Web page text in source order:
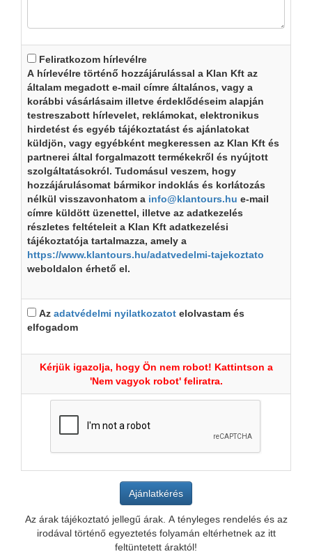
Feliratkozom hírlevélre
A hírlevélre történő hozzájárulással a Klan Kft az
általam megadott e-mail címre általános, vagy a
korábbi vásárlásaim illetve érdeklődéseim alapján
testreszabott hírlevelet, reklámokat, elektronikus
hirdetést és egyéb tájékoztatást és ajánlatokat
küldjön, vagy egyébként megkeressen az Klan Kft és
partnerei által forgalmazott termékekről és nyújtott
szolgáltatásokról. Tudomásul veszem, hogy
hozzájárulásomat bármikor indoklás és korlátozás
nélkül visszavonhatom a info@klantours.hu e-mail
címre küldött üzenettel, illetve az adatkezelés
részletes feltételeit a Klan Kft adatkezelési
tájékoztatója tartalmazza, amely a
https://www.klantours.hu/adatvedelmi-tajekoztato
weboldalon érhető el.
Az adatvédelmi nyilatkozatot elolvastam és
elfogadom
Kérjük igazolja, hogy Ön nem robot! Kattintson a
'Nem vagyok robot' feliratra.
Az árak tájékoztató jellegű árak. A tényleges rendelés és az
irodával történő egyeztetés folyamán eltérhetnek az itt
feltüntetett áraktól!